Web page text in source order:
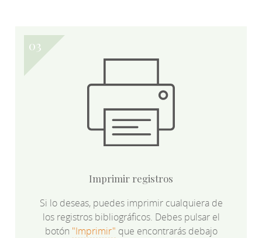
Imprimir registros
Si lo deseas, puedes imprimir cualquiera de
los registros bibliográficos. Debes pulsar el
botón "Imprimir" que encontrarás debajo